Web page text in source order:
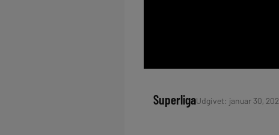
SuperligaUdgivet: januar 30,